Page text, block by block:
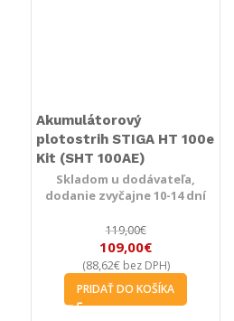
Akumulátorový
plotostrih STIGA HT 100e
Kit (SHT 100AE)
Skladom u dodávateľa,
dodanie zvyčajne 10-14 dní
119,00€
109,00€
(88,62€bez DPH)
PRIDAŤ DO KOŠÍKA